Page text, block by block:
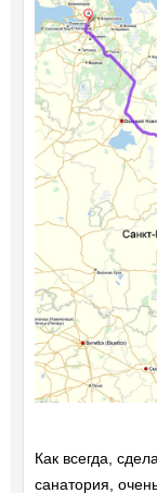
Как всегда,
санатория,